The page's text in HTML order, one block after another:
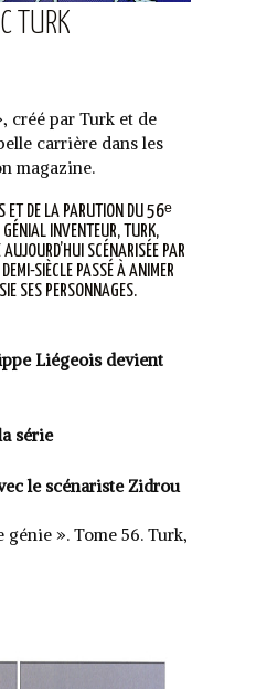
TURK
créé par Turk et de
carrière dans les
magazine.
ET DE LA PARUTION DU 56ᵉ
INVENTEUR, TURK,
SCÉNARISÉE PAR
SIÈCLE PASSÉ À ANIMER
SES PERSONNAGES.
Liégeois devient
série
le scénariste Zidrou
». Tome 56. Turk,